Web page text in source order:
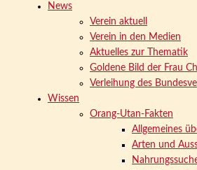
News
Verein aktuell
Verein in den Medien
Aktuelles zur Thematik
Goldene Bild der Frau
Verleihung des
Wissen
Orang-Utan-Fakten
Allgemeines
Arten und